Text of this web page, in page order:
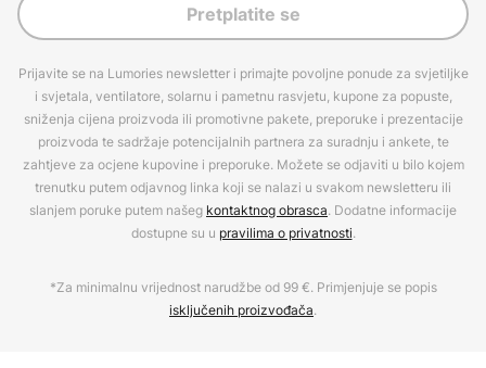
Pretplatite se
Prijavite se na Lumories newsletter i primajte povoljne ponude za svjetiljke
i svjetala, ventilatore, solarnu i pametnu rasvjetu, kupone za popuste,
sniženja cijena proizvoda ili promotivne pakete, preporuke i prezentacije
proizvoda te sadržaje potencijalnih partnera za suradnju i ankete, te
zahtjeve za ocjene kupovine i preporuke. Možete se odjaviti u bilo kojem
trenutku putem odjavnog linka koji se nalazi u svakom newsletteru ili
slanjem poruke putem našeg kontaktnog obrasca. Dodatne informacije
dostupne su u pravilima o privatnosti.
*Za minimalnu vrijednost narudžbe od 99 €. Primjenjuje se popis
isključenih proizvođača.